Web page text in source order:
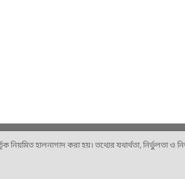
হালনাগাদ করা হয়। তথ্যের যথার্থতা, নির্ভুলতা ও